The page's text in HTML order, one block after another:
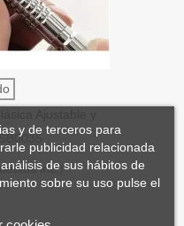
SensaBien
inc.)
y de terceros para
publicidad relacionada
de sus hábitos de
sobre su uso pulse el